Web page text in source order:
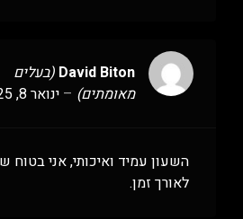
David Biton (בעלים
מאומתים) – ינואר 8, 2025
השעון עמיד ואיכותי, אני בטוח
לאורך זמן.